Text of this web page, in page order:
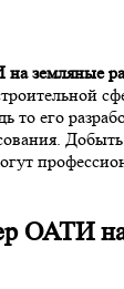
земляные
то его
ОАТИ